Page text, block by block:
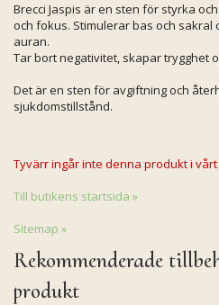
Brecci Jaspis är en sten för styrka
och fokus. Stimulerar bas och
auran.
Tar bort negativitet, skapar trygghet
Det är en sten för avgiftning och
sjukdomstillstånd.
Tyvärr ingår inte denna produkt i
Till butikens startsida »
Sitemap »
Rekommenderade
produkt